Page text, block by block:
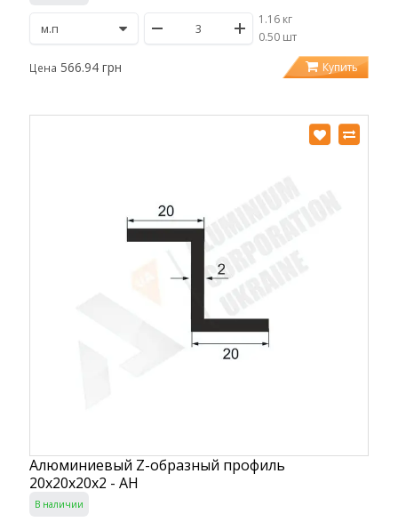
1.16 кг
/0.50 шт
Цена 566.94 грн Купить
Алюминиевый Z-образный профиль
20х20х20х2 - АН
В наличии